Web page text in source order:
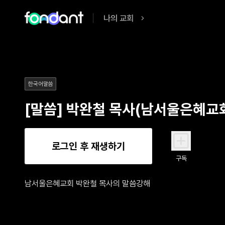
나의 교회
한국어말씀
[말씀] 박완철 목사(남서울은혜교
로그인 후 재생하기
구독
남서울은혜교회 박완철 목사의 말씀강해